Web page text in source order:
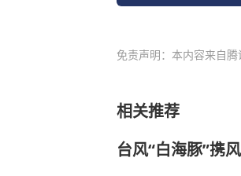
免责声明：本内容来自
相关推荐
台风“白海豚”携